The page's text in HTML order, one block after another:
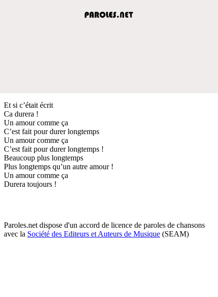
Et si c’était écrit
Ca durera !
Un amour comme ça
C’est fait pour durer longtemps
Un amour comme ça
C’est fait pour durer longtemps !
Beaucoup plus longtemps
Plus longtemps qu’un autre amour !
Un amour comme ça
Durera toujours !
Paroles.net dispose d'un accord de licence de paroles de chansons
avec la Société des Editeurs et Auteurs de Musique (SEAM)